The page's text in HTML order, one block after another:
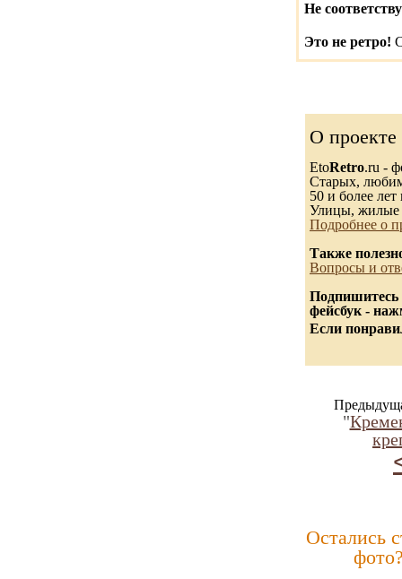
Не
Это не ретро!
О проекте
EtoRetro.ru -
Старых,
50 и более лет
Улицы, жилые
Подробнее о
Также
Вопросы и
Подпишитесь
фейсбук -
Если
"
Остались